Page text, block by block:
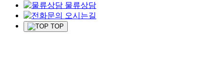
물류상담
오시는길
TOP